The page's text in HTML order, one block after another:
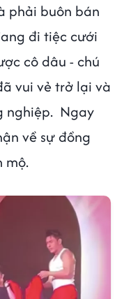
phải buôn bán
đi tiệc cưới
cô dâu - chú
vui vẻ trở lại và
nghiệp. Ngay
về sự đồng
mộ.